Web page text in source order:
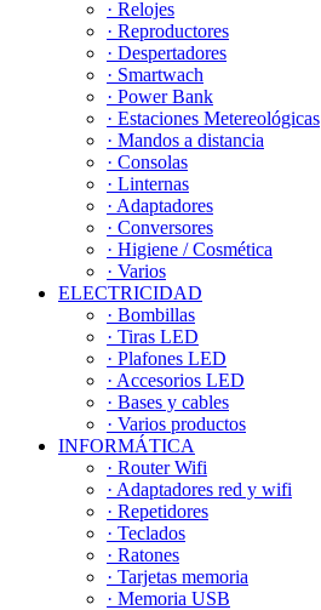
· Relojes
· Reproductores
· Despertadores
· Smartwach
· Power Bank
· Estaciones Metereológicas
· Mandos a distancia
· Consolas
· Linternas
· Adaptadores
· Conversores
· Higiene / Cosmética
· Varios
ELECTRICIDAD
· Bombillas
· Tiras LED
· Plafones LED
· Accesorios LED
· Bases y cables
· Varios productos
INFORMÁTICA
· Router Wifi
· Adaptadores red y wifi
· Repetidores
· Teclados
· Ratones
· Tarjetas memoria
· Memoria USB